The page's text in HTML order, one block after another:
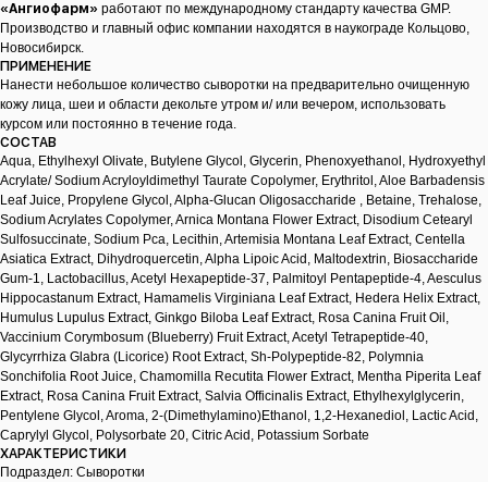
«Ангиофарм» работают по международному стандарту качества GMP.
Производство и главный офис компании находятся в наукограде Кольцово,
Новосибирск.
ПРИМЕНЕНИЕ
Нанести небольшое количество сыворотки на предварительно очищенную
кожу лица, шеи и области декольте утром и/ или вечером, использовать
курсом или постоянно в течение года.
СОСТАВ
Aqua, Ethylhexyl Olivate, Butylene Glycol, Glycerin, Phenoxyethanol, Hydroxyethyl
Acrylate/ Sodium Acryloyldimethyl Taurate Copolymer, Erythritol, Aloe Barbadensis
Leaf Juice, Propylene Glycol, Alpha-Glucan Oligosaccharide , Betaine, Trehalose,
Sodium Acrylates Copolymer, Arnica Montana Flower Extract, Disodium Cetearyl
Sulfosuccinate, Sodium Pca, Lecithin, Artemisia Montana Leaf Extract, Centella
Asiatica Extract, Dihydroquercetin, Alpha Lipoic Acid, Maltodextrin, Biosaccharide
Gum-1, Lactobacillus, Acetyl Hexapeptide-37, Palmitoyl Pentapeptide-4, Aesculus
Hippocastanum Extract, Hamamelis Virginiana Leaf Extract, Hedera Helix Extract,
Humulus Lupulus Extract, Ginkgo Biloba Leaf Extract, Rosa Canina Fruit Oil,
Vaccinium Corymbosum (Blueberry) Fruit Extract, Acetyl Tetrapeptide-40,
Glycyrrhiza Glabra (Licorice) Root Extract, Sh-Polypeptide-82, Polymnia
Sonchifolia Root Juice, Chamomilla Recutita Flower Extract, Mentha Piperita Leaf
Extract, Rosa Canina Fruit Extract, Salvia Officinalis Extract, Ethylhexylglycerin,
Pentylene Glycol, Aroma, 2-(Dimethylamino)Ethanol, 1,2-Hexanediol, Lactic Acid,
Caprylyl Glycol, Polysorbate 20, Citric Acid, Potassium Sorbate
ХАРАКТЕРИСТИКИ
Подраздел: Сыворотки